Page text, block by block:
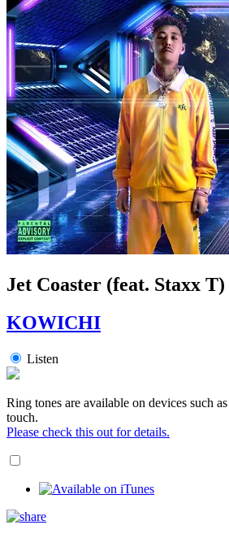
Jet Coaster (feat. Staxx T)
KOWICHI
Listen
Ring tones are available on devices such
touch.
Please check this out for details.